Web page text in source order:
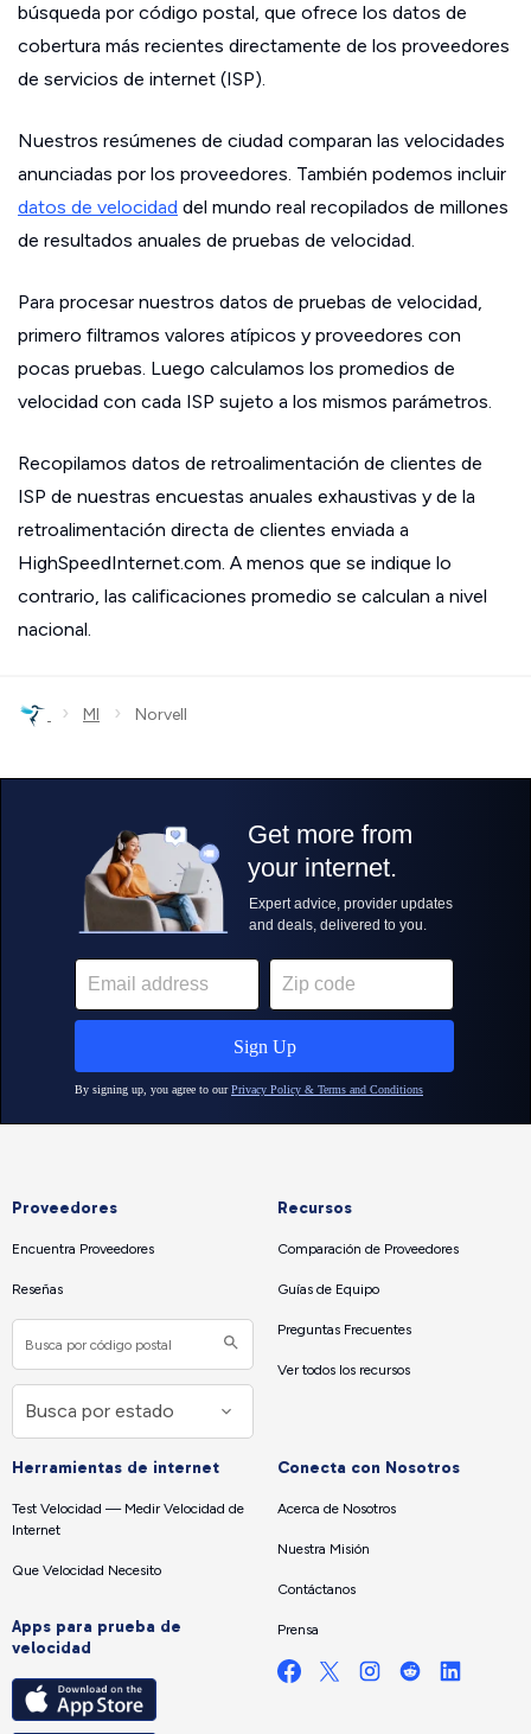
búsqueda por código postal, que ofrece los datos de
cobertura más recientes directamente de los proveedores
de servicios de internet (ISP).
Nuestros resúmenes de ciudad comparan las velocidades
anunciadas por los proveedores. También podemos incluir
datos de velocidad del mundo real recopilados de millones
de resultados anuales de pruebas de velocidad.
Para procesar nuestros datos de pruebas de velocidad,
primero filtramos valores atípicos y proveedores con
pocas pruebas. Luego calculamos los promedios de
velocidad con cada ISP sujeto a los mismos parámetros.
Recopilamos datos de retroalimentación de clientes de
ISP de nuestras encuestas anuales exhaustivas y de la
retroalimentación directa de clientes enviada a
HighSpeedInternet.com. A menos que se indique lo
contrario, las calificaciones promedio se calculan a nivel
nacional.
› MI › Norvell
Proveedores
Encuentra Proveedores
Reseñas
Recursos
Comparación de Proveedores
Guías de Equipo
Preguntas Frecuentes
Ver todos los recursos
Herramientas de internet
Test Velocidad — Medir Velocidad de
Internet
Que Velocidad Necesito
Apps para prueba de
velocidad
Conecta con Nosotros
Acerca de Nosotros
Nuestra Misión
Contáctanos
Prensa